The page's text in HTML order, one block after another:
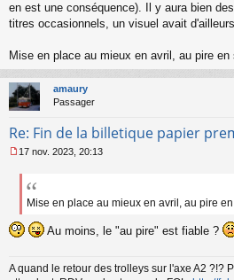
l
u
en est une conséquence). Il y aura bien
titres occasionnels, un visuel avait
Mise en place au mieux en avril, au pire en
amaury
Passager
Re: Fin de la billetique papier
e
a
g
o
17 nov. 2023, 20:13
Mise en place au mieux en avril, au pire en
Au moins, le "au pire" est fiable ?
A quand le retour des trolleys sur l'axe A2 ?!?